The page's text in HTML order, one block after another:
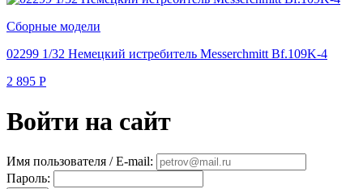
Сборные модели
02299 1/32 Немецкий истребитель Messerchmitt Bf.109K-4
2 895 Р
Войти на сайт
Имя пользователя / E-mail:
Пароль: